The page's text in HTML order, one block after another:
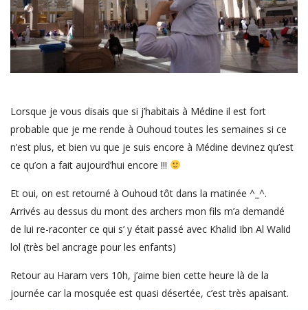
Lorsque je vous disais que si j’habitais à Médine il est fort
probable que je me rende à Ouhoud toutes les semaines si ce
n’est plus, et bien vu que je suis encore à Médine devinez qu’est
ce qu’on a fait aujourd’hui encore !!!
Et oui, on est retourné à Ouhoud tôt dans la matinée ^_^.
Arrivés au dessus du mont des archers mon fils m’a demandé
de lui re-raconter ce qui s’ y était passé avec Khalid Ibn Al Walid
lol (très bel ancrage pour les enfants)
Retour au Haram vers 10h, j’aime bien cette heure là de la
journée car la mosquée est quasi désertée, c’est très apaisant.